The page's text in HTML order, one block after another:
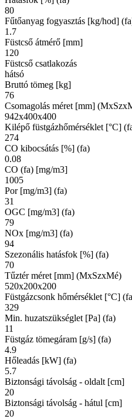
80
Fűtőanyag fogyasztás [kg/hod]
1.7
Füstcső átmérő [mm]
120
Füstcső csatlakozás
hátsó
Bruttó tömeg [kg]
76
Csomagolás méret [mm]
942x400x400
Kilépő füstgázhőmérséklet [°C]
274
CO kibocsátás [%] (fa)
0.08
CO (fa) [mg/m3]
1005
Por [mg/m3] (fa)
31
OGC [mg/m3] (fa)
79
NOx [mg/m3] (fa)
94
Szezonális hatásfok [%] (fa)
70
Tűztér méret [mm] (MxSzxMé)
520x200x200
Füstgázcsonk hőmérséklet [°C]
329
Min. huzatszükséglet [Pa] (fa)
11
Füstgáz tömegáram [g/s] (fa)
4.9
Hőleadás [kW] (fa)
5.7
Biztonsági távolság - oldalt [cm]
20
Biztonsági távolság - hátul [cm]
20